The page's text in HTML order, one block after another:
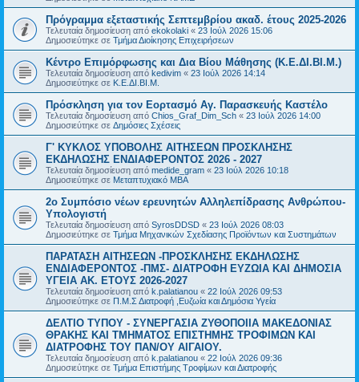
Πρόγραμμα εξεταστικής Σεπτεμβρίου ακαδ. έτους 2025-2026
Τελευταία δημοσίευση από ekokolaki « 23 Ιούλ 2026 15:06
Δημοσιεύτηκε σε Τμήμα Διοίκησης Επιχειρήσεων
Κέντρο Επιμόρφωσης και Δια Βίου Μάθησης (Κ.Ε.ΔΙ.ΒΙ.Μ.)
Τελευταία δημοσίευση από kedivim « 23 Ιούλ 2026 14:14
Δημοσιεύτηκε σε Κ.Ε.ΔΙ.ΒΙ.Μ.
Πρόσκληση για τον Εορτασμό Αγ. Παρασκευής Καστέλο
Τελευταία δημοσίευση από Chios_Graf_Dim_Sch « 23 Ιούλ 2026 14:00
Δημοσιεύτηκε σε Δημόσιες Σχέσεις
Γ' ΚΥΚΛΟΣ ΥΠΟΒΟΛΗΣ ΑΙΤΗΣΕΩΝ ΠΡΟΣΚΛΗΣΗΣ
ΕΚΔΗΛΩΣΗΣ ΕΝΔΙΑΦΕΡΟΝΤΟΣ 2026 - 2027
Τελευταία δημοσίευση από medide_gram « 23 Ιούλ 2026 10:18
Δημοσιεύτηκε σε Μεταπτυχιακό MBA
2ο Συμπόσιο νέων ερευνητών Αλληλεπίδρασης Ανθρώπου-
Υπολογιστή
Τελευταία δημοσίευση από SyrosDDSD « 23 Ιούλ 2026 08:03
Δημοσιεύτηκε σε Τμήμα Μηχανικών Σχεδίασης Προϊόντων και Συστημάτων
ΠΑΡΑΤΑΣΗ ΑΙΤΗΣΕΩΝ -ΠΡΟΣΚΛΗΣΗΣ ΕΚΔΗΛΩΣΗΣ
ΕΝΔΙΑΦΕΡΟΝΤΟΣ -ΠΜΣ- ΔΙΑΤΡΟΦΗ ΕΥΖΩΙΑ ΚΑΙ ΔΗΜΟΣΙΑ
ΥΓΕΙΑ AK. ETOYΣ 2026-2027
Τελευταία δημοσίευση από k.palatianou « 22 Ιούλ 2026 09:53
Δημοσιεύτηκε σε Π.Μ.Σ Διατροφή ,Ευζωία και Δημόσια Υγεία
ΔΕΛΤΙΟ ΤΥΠΟΥ - ΣΥΝΕΡΓΑΣΙΑ ΖΥΘΟΠΟΙΙΑ ΜΑΚΕΔΟΝΙΑΣ
ΘΡΑΚΗΣ ΚΑΙ ΤΜΗΜΑΤΟΣ ΕΠΙΣΤΗΜΗΣ ΤΡΟΦΙΜΩΝ ΚΑΙ
ΔΙΑΤΡΟΦΗΣ ΤΟΥ ΠΑΝ/ΟΥ ΑΙΓΑΙΟΥ.
Τελευταία δημοσίευση από k.palatianou « 22 Ιούλ 2026 09:36
Δημοσιεύτηκε σε Τμήμα Επιστήμης Τροφίμων και Διατροφής